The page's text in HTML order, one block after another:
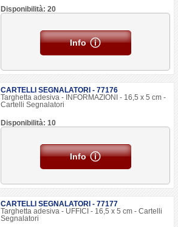
Disponibilità: 20
Info
CARTELLI SEGNALATORI - 77176
Targhetta adesiva - INFORMAZIONI - 16,5 x 5 cm -
Cartelli Segnalatori
Disponibilità: 10
Info
CARTELLI SEGNALATORI - 77177
Targhetta adesiva - UFFICI - 16,5 x 5 cm - Cartelli
Segnalatori